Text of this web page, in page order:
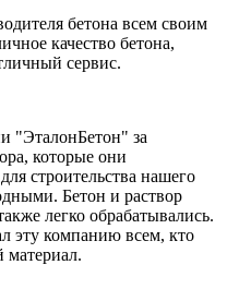
бетона всем своим
качество бетона,
сервис.
"ЭталонБетон" за
которые они
строительства нашего
Бетон и раствор
легко обрабатывались.
эту компанию всем, кто
материал.